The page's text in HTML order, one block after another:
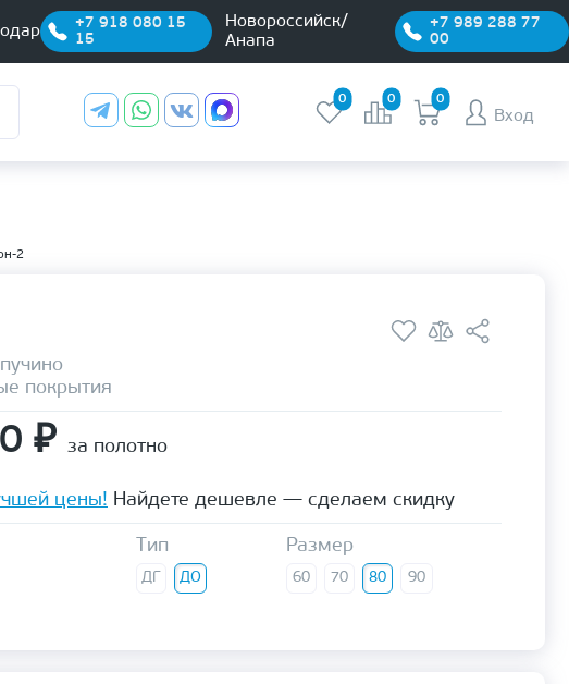
+7 918 080 15
15
Новороссийск/
Анапа
+7 989 288 77
00
0 0 0
Вход
2
покрытия
₽ за полотно
цены! Найдете дешевле — сделаем скидку
Тип
ДГ ДО
Размер
60 70 80 90